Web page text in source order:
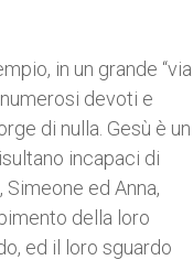
in un grande “via
devoti e
di nulla. Gesù è un
incapaci di
ed Anna,
della loro
ed il loro sguardo